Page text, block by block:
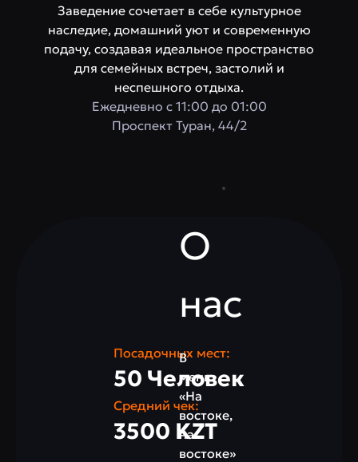
Заведение сочетает в себе культурное
наследие, домашний уют и современную
подачу, создавая идеальное пространство
для семейных встреч, застолий и
неспешного отдыха.
Ежедневно с 11:00 до 01:00
​Проспект Туран, 44/2
О
нас
В
меню
«На
востоке,
на
востоке»
Посадочных мест:
50 Человек
Средний чек:
3500 KZT